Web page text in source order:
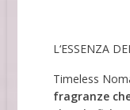
L‘ESSENZA
Timeless
fragranze